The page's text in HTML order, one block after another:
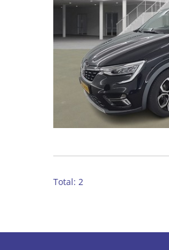
Total: 2